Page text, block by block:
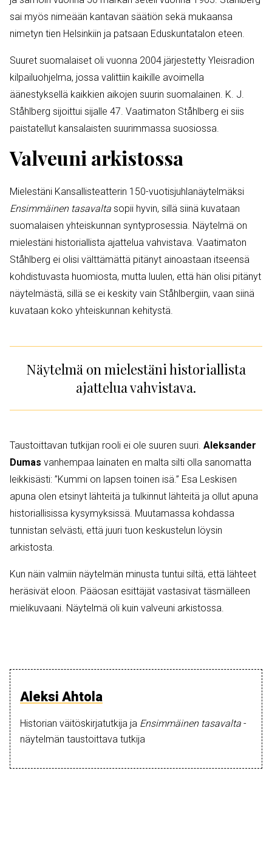
sai myös nimeään kantavan säätiön sekä mukaansa
nimetyn tien Helsinkiin ja patsaan Eduskuntatalon eteen.
Suuret suomalaiset oli vuonna 2004 järjestetty Yleisradion
kilpailuohjelma, jossa valittiin kaikille avoimella
äänestyksellä kaikkien aikojen suurin suomalainen. K. J.
Ståhlberg sijoittui sijalle 47. Vaatimaton Ståhlberg ei siis
paistatellut kansalaisten suurimmassa suosiossa.
Valveuni arkistossa
Mielestäni Kansallisteatterin 150-vuotisjuhlanäytelmäksi
Ensimmäinen tasavalta sopii hyvin, sillä siinä kuvataan
suomalaisen yhteiskunnan syntyprosessia. Näytelmä on
mielestäni historiallista ajattelua vahvistava. Vaatimaton
Ståhlberg ei olisi välttämättä pitänyt ainoastaan itseensä
kohdistuvasta huomiosta, mutta luulen, että hän olisi pitänyt
näytelmästä, sillä se ei keskity vain Ståhlbergiin, vaan siinä
kuvataan koko yhteiskunnan kehitystä.
Näytelmä on mielestäni historiallista
ajattelua vahvistava.
Taustoittavan tutkijan rooli ei ole suuren suuri. Aleksander
Dumas vanhempaa lainaten en malta silti olla sanomatta
leikkisästi: ”Kummi on lapsen toinen isä.” Esa Leskisen
apuna olen etsinyt lähteitä ja tulkinnut lähteitä ja ollut apuna
historiallisissa kysymyksissä. Muutamassa kohdassa
tunnistan selvästi, että juuri tuon keskustelun löysin
arkistosta.
Kun näin valmiin näytelmän minusta tuntui siltä, että lähteet
heräsivät eloon. Pääosan esittäjät vastasivat täsmälleen
mielikuvaani. Näytelmä oli kuin valveuni arkistossa.
Aleksi Ahtola
Historian väitöskirjatutkija ja Ensimmäinen tasavalta -
näytelmän taustoittava tutkija